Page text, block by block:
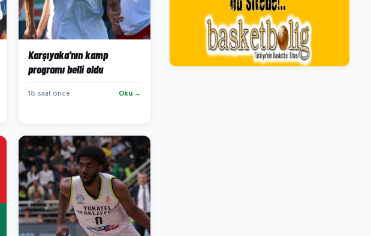
Karşıyaka'nın kamp
programı belli oldu
18 saat önce Oku →